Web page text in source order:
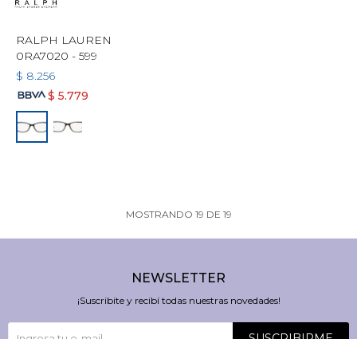
RALPH LAUREN
0RA7020 - 599
$ 8.256
$ 5.779
MOSTRANDO 19 DE 19
NEWSLETTER
¡Suscribite y recibí todas nuestras novedades!